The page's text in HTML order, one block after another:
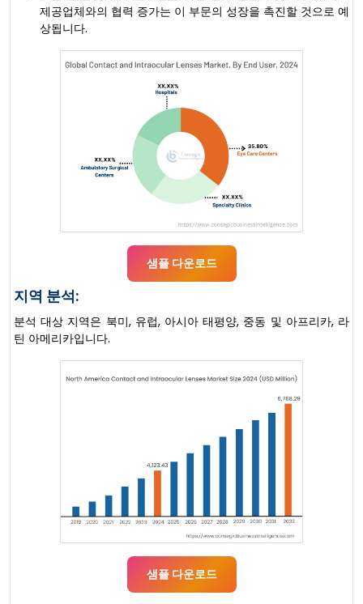
제공업체와의 협력 증가는 이 부문의 성장을 촉진할 것으로 예
상됩니다.
샘플 다운로드
지역 분석:
분석 대상 지역은 북미, 유럽, 아시아 태평양, 중동 및 아프리카, 라
틴 아메리카입니다.
샘플 다운로드